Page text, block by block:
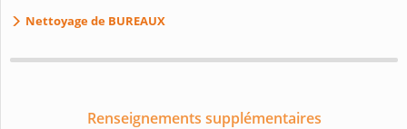
Nettoyage de BUREAUX
Renseignements supplémentaires